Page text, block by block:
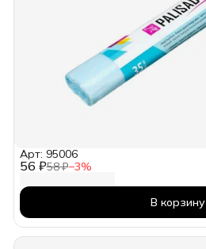
56 ₽58 ₽−3%
Арт: 95006
В корзину